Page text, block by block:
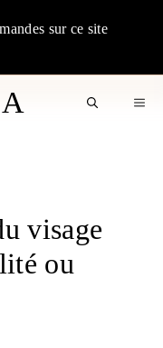
sur ce site
visage
ou